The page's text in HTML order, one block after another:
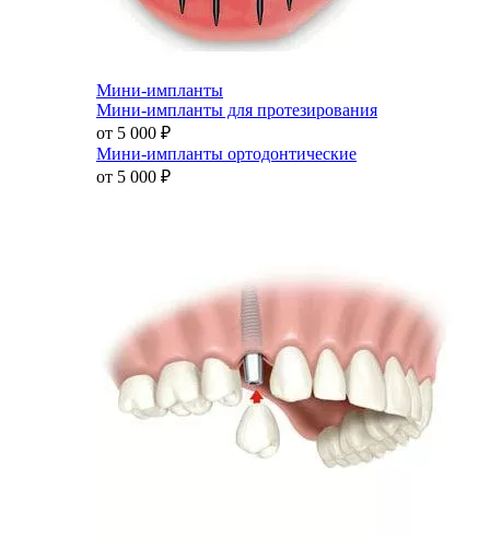
Мини-импланты
Мини-импланты для протезирования
от 5 000 ₽
Мини-импланты ортодонтические
от 5 000 ₽